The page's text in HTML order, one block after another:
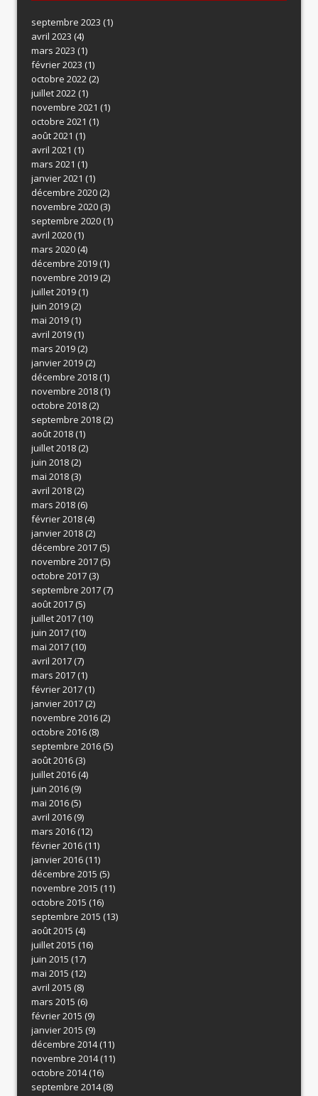
septembre 2023 (1)
avril 2023 (4)
mars 2023 (1)
février 2023 (1)
octobre 2022(2)
juillet 2022(1)
novembre 2021 (1)
octobre 2021 (1)
août 2021 (1)
avril 2021 (1)
mars 2021 (1)
janvier 2021 (1)
décembre 2020(2)
novembre 2020(3)
septembre 2020(1)
avril 2020(1)
mars 2020(4)
décembre 2019(1)
novembre 2019(2)
juillet 2019(1)
juin 2019(2)
mai 2019(1)
avril 2019(1)
mars 2019(2)
janvier 2019(2)
décembre 2018(1)
novembre 2018(1)
octobre 2018(2)
septembre 2018(2)
août 2018(1)
juillet 2018(2)
juin 2018(2)
mai 2018(3)
avril 2018(2)
mars 2018(6)
février 2018(4)
janvier 2018(2)
décembre 2017(5)
novembre 2017(5)
octobre 2017(3)
septembre 2017(7)
août 2017(5)
juillet 2017(10)
juin 2017(10)
mai 2017(10)
avril 2017(7)
mars 2017(1)
février 2017(1)
janvier 2017(2)
novembre 2016(2)
octobre 2016(8)
septembre 2016(5)
août 2016(3)
juillet 2016(4)
juin 2016(9)
mai 2016(5)
avril 2016(9)
mars 2016(12)
février 2016(11)
janvier 2016(11)
décembre 2015 (5)
novembre 2015 (11)
octobre 2015 (16)
septembre 2015 (13)
août 2015 (4)
juillet 2015 (16)
juin 2015 (17)
mai 2015 (12)
avril 2015 (8)
mars 2015 (6)
février 2015 (9)
janvier 2015 (9)
décembre 2014(11)
novembre 2014(11)
octobre 2014(16)
septembre 2014(8)